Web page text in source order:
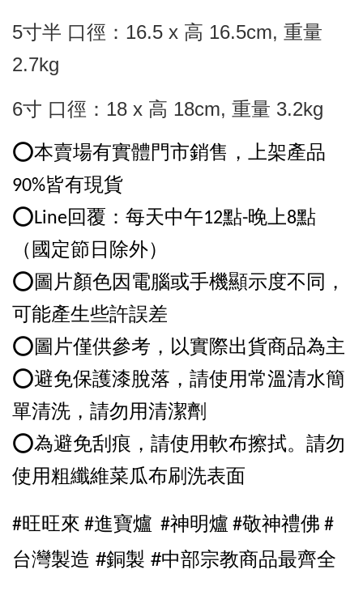
5寸半 口徑：16.5 x 高 16.5cm, 重量
2.7kg
6寸 口徑：18 x 高 18cm, 重量 3.2kg
⭕️本賣場有實體門市銷售，上架產品
90%皆有現貨
⭕️Line回覆：每天中午12點-晚上8點
（國定節日除外）
⭕️圖片顏色因電腦或手機顯示度不同，
可能產生些許誤差
⭕️圖片僅供參考，以實際出貨商品為主
⭕️避免保護漆脫落，請使用常溫清水簡
單清洗，請勿用清潔劑
⭕️為避免刮痕，請使用軟布擦拭。請勿
使用粗纖維菜瓜布刷洗表面
#旺旺來 #進寶爐 #神明爐 #敬神禮佛 #
台灣製造 #銅製 #中部宗教商品最齊全